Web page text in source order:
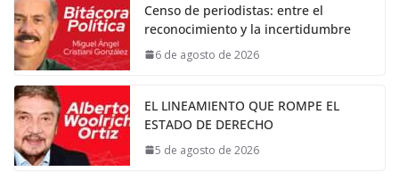
Censo de periodistas: entre el
reconocimiento y la incertidumbre
6 de agosto de 2026
EL LINEAMIENTO QUE ROMPE EL
ESTADO DE DERECHO
5 de agosto de 2026